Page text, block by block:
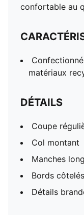
confortable au
matériaux
DÉTAILS
Coupe
Col montant
Manches
Bords côtelés
Détails